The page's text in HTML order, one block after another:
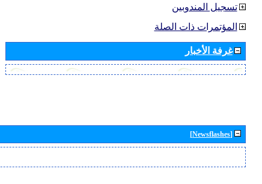
تسجيل المندوبين
المؤتمرات ذات الصلة
غرفة الأخبار
[Newsflashes]